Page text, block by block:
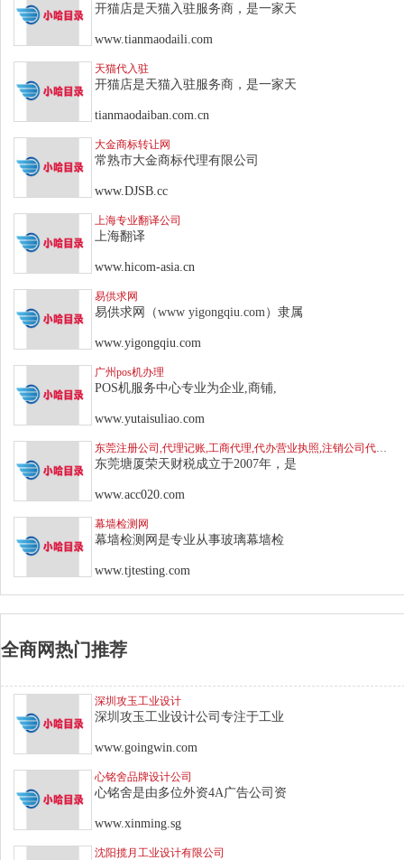
开猫店是天猫入驻服务商，是一家天
www.tianmaodaili.com
天猫代入驻
开猫店是天猫入驻服务商，是一家天
tianmaodaiban.com.cn
大金商标转让网
常熟市大金商标代理有限公司
www.DJSB.cc
上海专业翻译公司
上海翻译
www.hicom-asia.cn
易供求网
易供求网（www yigongqiu.com）隶属
www.yigongqiu.com
广州pos机办理
POS机服务中心专业为企业,商铺,
www.yutaisuliao.com
东莞塘厦荣天财税成立于2007年，是
www.acc020.com
幕墙检测网
幕墙检测网是专业从事玻璃幕墙检
www.tjtesting.com
全商网热门推荐
深圳攻玉工业设计
深圳攻玉工业设计公司专注于工业
www.goingwin.com
心铭舍品牌设计公司
心铭舍是由多位外资4A广告公司资
www.xinming.sg
沈阳揽月工业设计有限公司